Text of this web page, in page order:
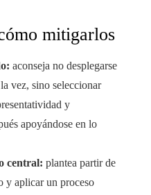
mitigarlos
aconseja no desplegarse
vez, sino seleccionar
y
apoyándose en lo
central: plantea partir de
y aplicar un proceso